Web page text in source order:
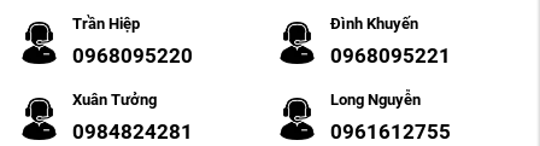
Trần Hiệp
0968095220
Đình Khuyến
0968095221
Xuân Tưởng
0984824281
Long Nguyễn
0961612755